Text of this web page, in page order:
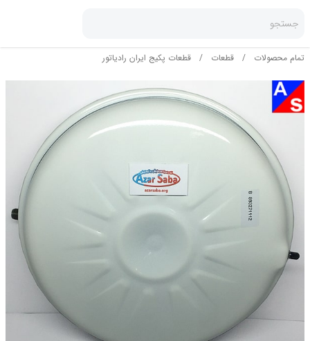
جستجو
تمام محصولات / قطعات / قطعات پکیج ایران رادیاتور